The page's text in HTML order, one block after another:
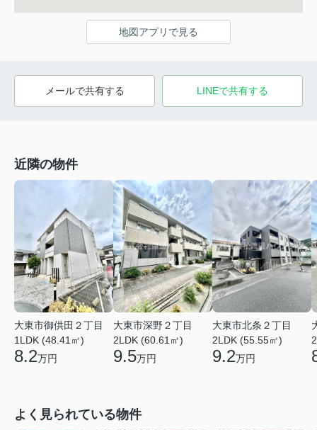
地図アプリで見る
メールで共有する LINEで共有する
近隣の物件
大東市御供田２丁目
1LDK (48.41㎡)
8.2万円
大東市深野２丁目
2LDK (60.61㎡)
9.5万円
大東市北条２丁目
2LDK (55.55㎡)
9.2万円
よく見られている物件